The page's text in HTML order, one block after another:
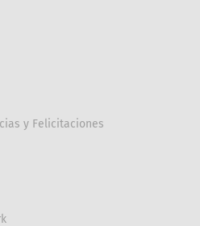
y Felicitaciones